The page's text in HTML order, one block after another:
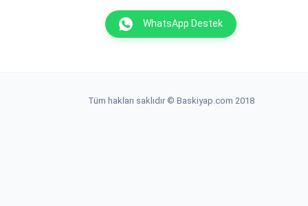
WhatsApp Destek
Tüm hakları saklıdır © Baskiyap.com 2018